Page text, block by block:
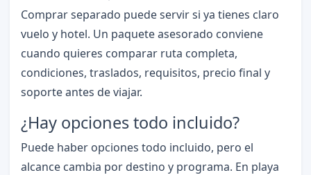
Comprar separado puede servir si ya tienes claro
vuelo y hotel. Un paquete asesorado conviene
cuando quieres comparar ruta completa,
condiciones, traslados, requisitos, precio final y
soporte antes de viajar.
¿Hay opciones todo incluido?
Puede haber opciones todo incluido, pero el
alcance cambia por destino y programa. En playa